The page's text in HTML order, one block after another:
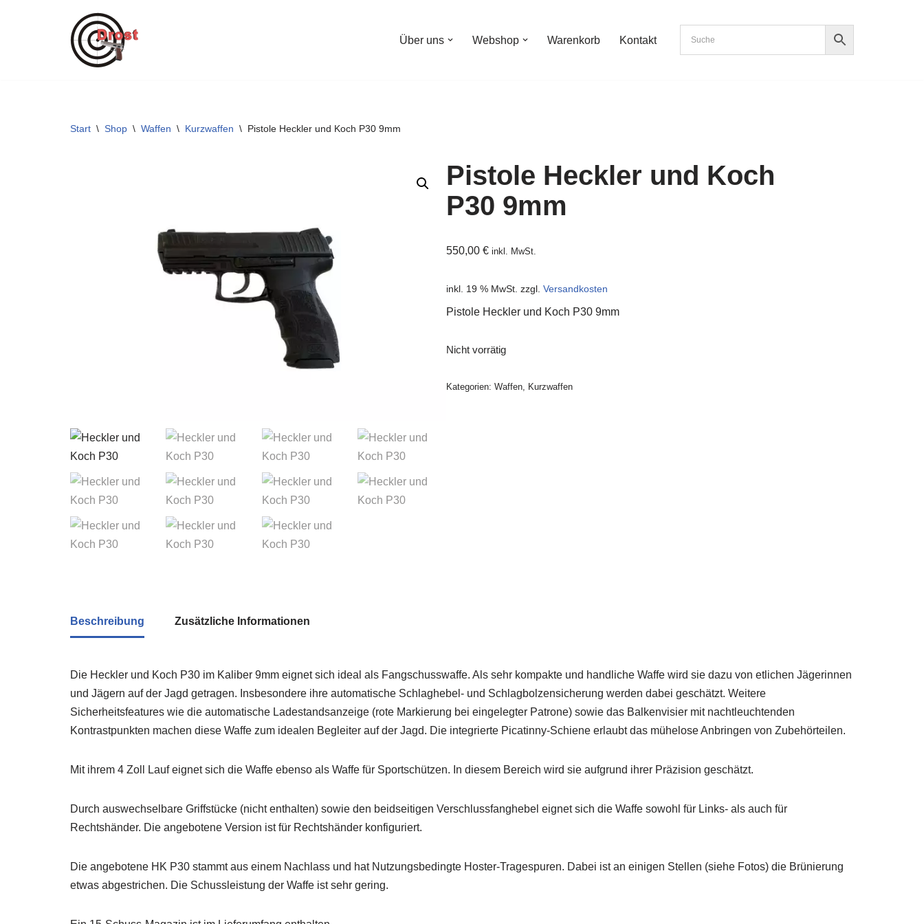
Über uns Webshop Warenkorb Kontakt
Start \ Shop \ Waffen \ Kurzwaffen \ Pistole Heckler und Koch P30 9mm
Pistole Heckler und Koch
P30 9mm
550,00€ inkl. MwSt.
inkl. 19 % MwSt. zzgl.Versandkosten
Pistole Heckler und Koch P30 9mm
Nicht vorrätig
Kategorien:Waffen, Kurzwaffen
Beschreibung Zusätzliche Informationen
Die Heckler und Koch P30 im Kaliber 9mm eignet sich ideal als Fangschusswaffe. Als sehr kompakte und handliche Waffe wird sie dazu von etlichen Jägerinnen
und Jägern auf der Jagd getragen. Insbesondere ihre automatische Schlaghebel- und Schlagbolzensicherung werden dabei geschätzt. Weitere
Sicherheitsfeatures wie die automatische Ladestandsanzeige (rote Markierung bei eingelegter Patrone) sowie das Balkenvisier mit nachtleuchtenden
Kontrastpunkten machen diese Waffe zum idealen Begleiter auf der Jagd. Die integrierte Picatinny-Schiene erlaubt das mühelose Anbringen von Zubehörteilen.
Mit ihrem 4 Zoll Lauf eignet sich die Waffe ebenso als Waffe für Sportschützen. In diesem Bereich wird sie aufgrund ihrer Präzision geschätzt.
Durch auswechselbare Griffstücke (nicht enthalten) sowie den beidseitigen Verschlussfanghebel eignet sich die Waffe sowohl für Links- als auch für
Rechtshänder. Die angebotene Version ist für Rechtshänder konfiguriert.
Die angebotene HK P30 stammt aus einem Nachlass und hat Nutzungsbedingte Hoster-Tragespuren. Dabei ist an einigen Stellen (siehe Fotos) die Brünierung
etwas abgestrichen. Die Schussleistung der Waffe ist sehr gering.